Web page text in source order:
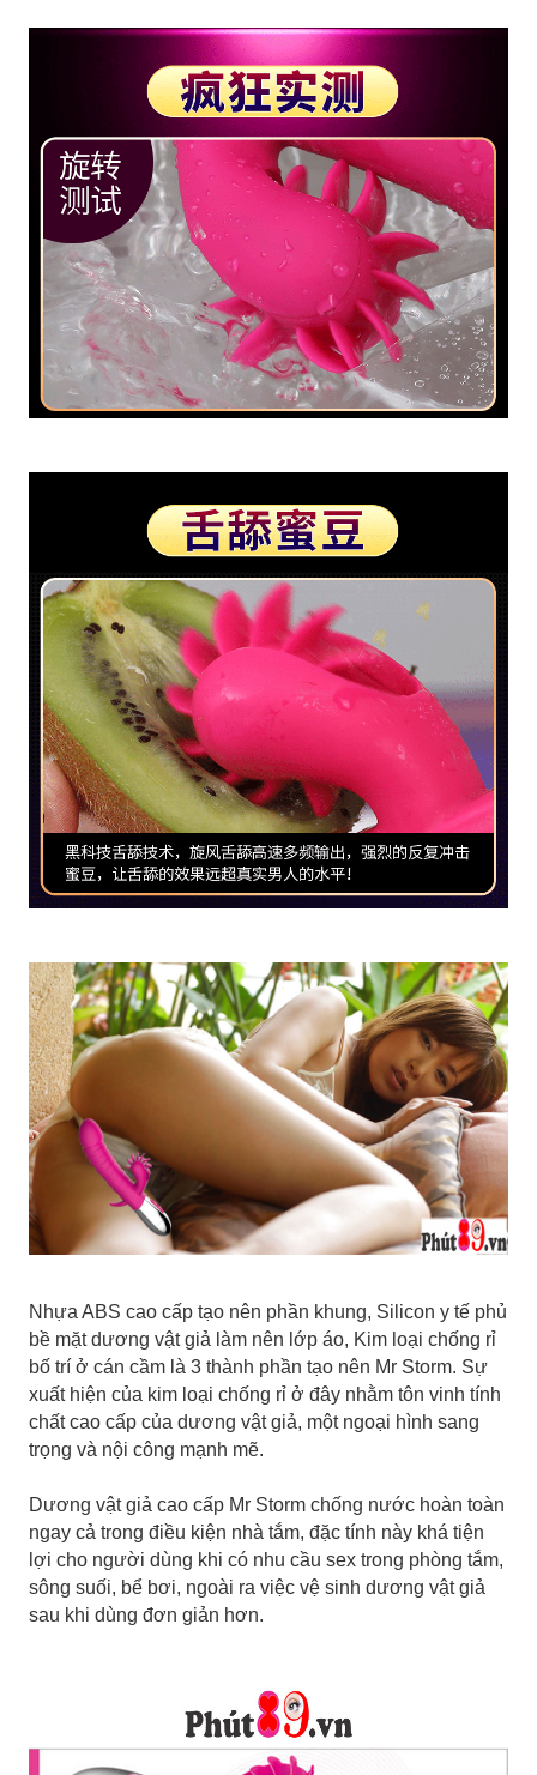
Nhựa ABS cao cấp tạo nên phần khung, Silicon y tế phủ
bề mặt dương vật giả làm nên lớp áo, Kim loại chống rỉ
bố trí ở cán cầm là 3 thành phần tạo nên Mr Storm. Sự
xuất hiện của kim loại chống rỉ ở đây nhằm tôn vinh tính
chất cao cấp của dương vật giả, một ngoại hình sang
trọng và nội công mạnh mẽ.
Dương vật giả cao cấp Mr Storm chống nước hoàn toàn
ngay cả trong điều kiện nhà tắm, đặc tính này khá tiện
lợi cho người dùng khi có nhu cầu sex trong phòng tắm,
sông suối, bể bơi, ngoài ra việc vệ sinh dương vật giả
sau khi dùng đơn giản hơn.